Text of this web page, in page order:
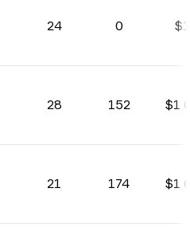
24 0
28 152 $1
21 174 $1